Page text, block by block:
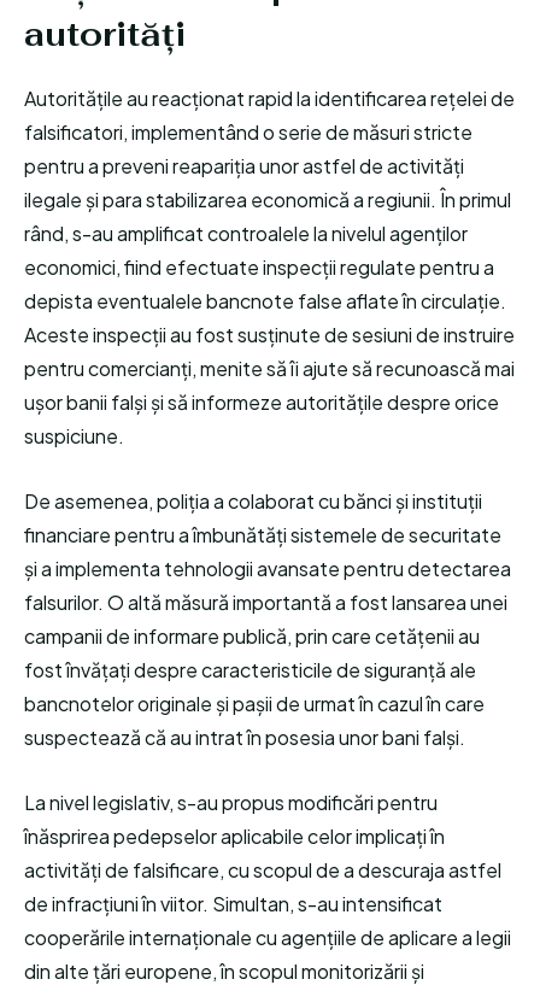
autorități
Autoritățile au reacționat rapid la identificarea rețelei de
falsificatori, implementând o serie de măsuri stricte
pentru a preveni reapariția unor astfel de activități
ilegale și para stabilizarea economică a regiunii. În primul
rând, s-au amplificat controalele la nivelul agenților
economici, fiind efectuate inspecții regulate pentru a
depista eventualele bancnote false aflate în circulație.
Aceste inspecții au fost susținute de sesiuni de instruire
pentru comercianți, menite să îi ajute să recunoască mai
ușor banii falși și să informeze autoritățile despre orice
suspiciune.
De asemenea, poliția a colaborat cu bănci și instituții
financiare pentru a îmbunătăți sistemele de securitate
și a implementa tehnologii avansate pentru detectarea
falsurilor. O altă măsură importantă a fost lansarea unei
campanii de informare publică, prin care cetățenii au
fost învățați despre caracteristicile de siguranță ale
bancnotelor originale și pașii de urmat în cazul în care
suspectează că au intrat în posesia unor bani falși.
La nivel legislativ, s-au propus modificări pentru
înăsprirea pedepselor aplicabile celor implicați în
activități de falsificare, cu scopul de a descuraja astfel
de infracțiuni în viitor. Simultan, s-au intensificat
cooperările internaționale cu agențiile de aplicare a legii
din alte țări europene, în scopul monitorizării și